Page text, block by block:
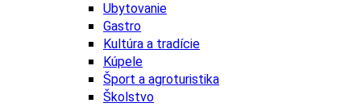
Ubytovanie
Gastro
Kultúra a tradície
Kúpele
Šport a agroturistika
Školstvo